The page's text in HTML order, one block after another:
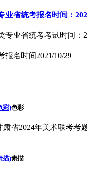
省统考报名时间：
业省统考考试时间：
报名时间2021/10/29
彩)色彩
省2024年美术联考考
描)素描